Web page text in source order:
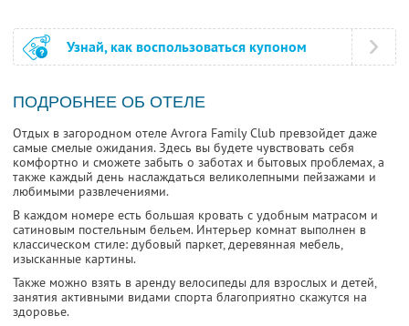
Узнай, как воспользоваться купоном
ПОДРОБНЕЕ ОБ ОТЕЛЕ
Отдых в загородном отеле Avrora Family Club превзойдет даже
самые смелые ожидания. Здесь вы будете чувствовать себя
комфортно и сможете забыть о заботах и бытовых проблемах, а
также каждый день наслаждаться великолепными пейзажами и
любимыми развлечениями.
В каждом номере есть большая кровать с удобным матрасом и
сатиновым постельным бельем. Интерьер комнат выполнен в
классическом стиле: дубовый паркет, деревянная мебель,
изысканные картины.
Также можно взять в аренду велосипеды для взрослых и детей,
занятия активными видами спорта благоприятно скажутся на
здоровье.